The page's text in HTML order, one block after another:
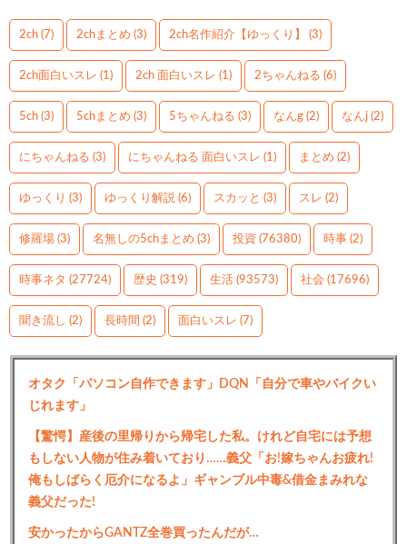
2ch (7) 2chまとめ (3) 2ch名作紹介【ゆっくり】 (3)
2ch面白いスレ (1) 2ch 面白いスレ (1) 2ちゃんねる (6)
5ch (3) 5chまとめ (3) 5ちゃんねる (3) なんg (2) なんj (2)
にちゃんねる (3) にちゃんねる 面白いスレ (1) まとめ (2)
ゆっくり (3) ゆっくり解説 (6) スカッと (3) スレ (2)
修羅場 (3) 名無しの5chまとめ (3) 投資 (76380) 時事 (2)
時事ネタ (27724) 歴史 (319) 生活 (93573) 社会 (17696)
聞き流し (2) 長時間 (2) 面白いスレ (7)
オタク「パソコン自作できます」DQN「自分で車やバイクい
じれます」
【驚愕】産後の里帰りから帰宅した私。けれど自宅には予想
もしない人物が住み着いており……義父「お!嫁ちゃんお疲れ!
俺もしばらく厄介になるよ」ギャンブル中毒&借金まみれな
義父だった!
安かったからGANTZ全巻買ったんだが…